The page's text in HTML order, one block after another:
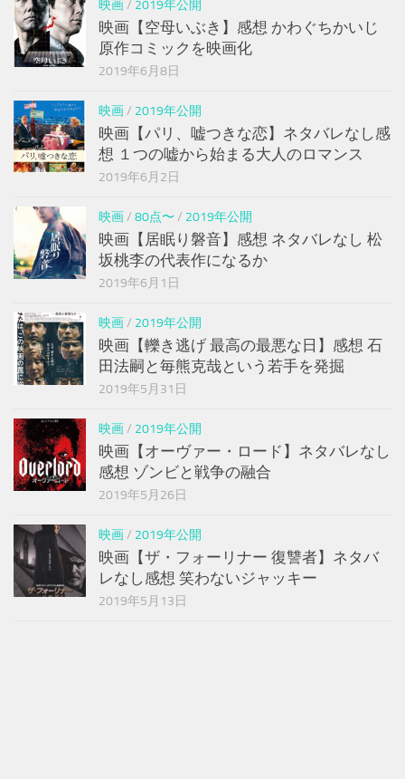
映画/ 2019年公開
映画【空母いぶき】感想 かわぐちかいじ
原作コミックを映画化
2019年6月8日
映画/ 2019年公開
映画【パリ、嘘つきな恋】ネタバレなし感
想 １つの嘘から始まる大人のロマンス
2019年6月2日
映画/ 80点〜 / 2019年公開
映画【居眠り磐音】感想 ネタバレなし 松
坂桃李の代表作になるか
2019年6月1日
映画/ 2019年公開
映画【轢き逃げ 最高の最悪な日】感想 石
田法嗣と毎熊克哉という若手を発掘
2019年5月31日
映画/ 2019年公開
映画【オーヴァー・ロード】ネタバレなし
感想 ゾンビと戦争の融合
2019年5月26日
映画/ 2019年公開
映画【ザ・フォーリナー 復讐者】ネタバ
レなし感想 笑わないジャッキー
2019年5月13日